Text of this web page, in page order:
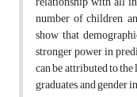
number of children,
show that
stronger power in
can be attributed to
graduates, and